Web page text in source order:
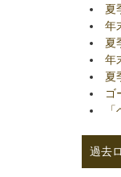
夏
年
夏
年
夏
ゴ
過去